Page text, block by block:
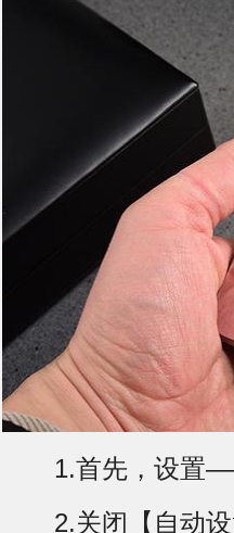
1.首先，设置
2.关闭【自动设